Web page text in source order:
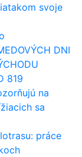
svoje
DNI
819
na
sa
práce